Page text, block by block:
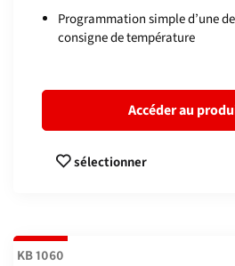
Programmation simple d’une
consigne de température
Accéder au
sélectionner
KB 1060